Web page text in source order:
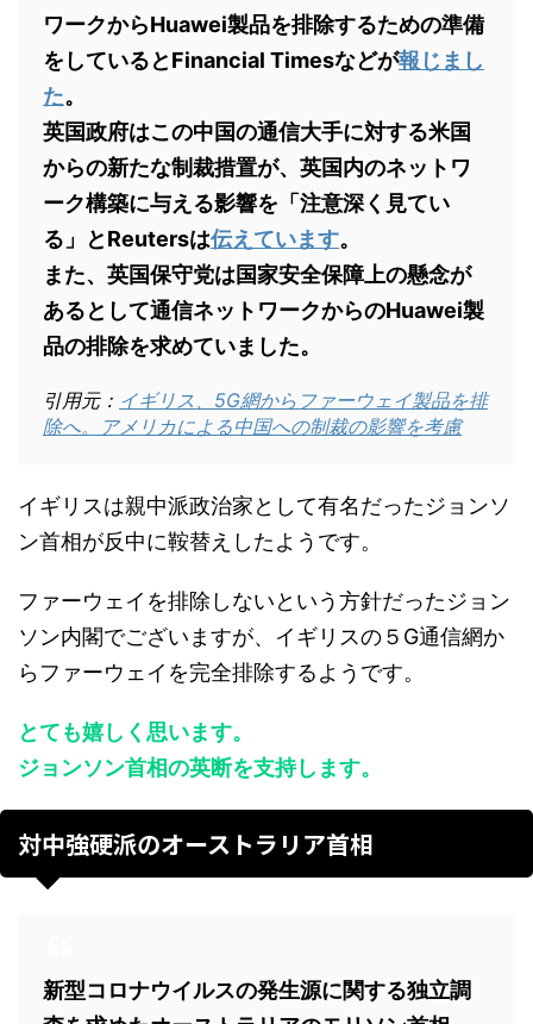
ワークからHuawei製品を排除するための準備
をしているとFinancial Timesなどが報じまし
た。
英国政府はこの中国の通信大手に対する米国
からの新たな制裁措置が、英国内のネットワ
ーク構築に与える影響を「注意深く見てい
る」とReutersは伝えています。
また、英国保守党は国家安全保障上の懸念が
あるとして通信ネットワークからのHuawei製
品の排除を求めていました。
引用元： イギリス、5G網からファーウェイ製品を排
除へ。アメリカによる中国への制裁の影響を考慮
イギリスは親中派政治家として有名だったジョンソ
ン首相が反中に鞍替えしたようです。
ファーウェイを排除しないという方針だったジョン
ソン内閣でございますが、イギリスの５G通信網か
らファーウェイを完全排除するようです。
とても嬉しく思います。
ジョンソン首相の英断を支持します。
対中強硬派のオーストラリア首相
新型コロナウイルスの発生源に関する独立調